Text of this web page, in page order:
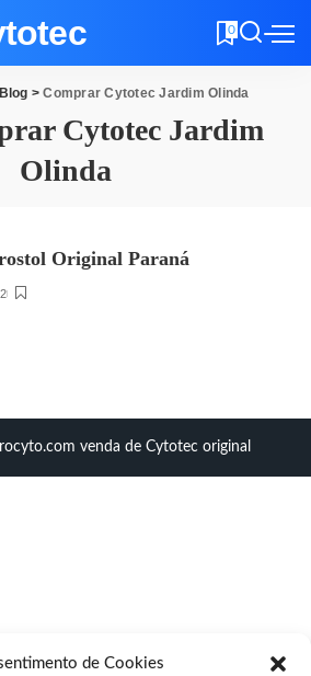
de Cookies
0
Blog >Comprar Cytotec Jardim Olinda
Cytotec Jardim
Olinda
Original Paraná
venda de Cytotec original